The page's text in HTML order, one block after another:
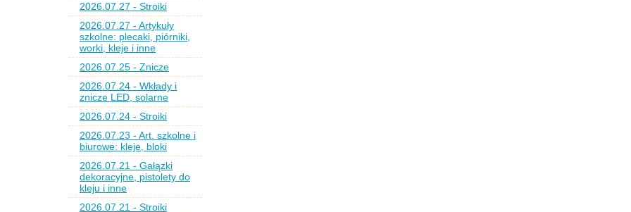
2026.07.27 - Stroiki
2026.07.27 - Artykuły
szkolne: plecaki, piórniki,
worki, kleje i inne
2026.07.25 - Znicze
2026.07.24 - Wkłady i
znicze LED, solarne
2026.07.24 - Stroiki
2026.07.23 - Art. szkolne i
biurowe: kleje, bloki
2026.07.21 - Gałązki
dekoracyjne, pistolety do
kleju i inne
2026.07.21 - Stroiki